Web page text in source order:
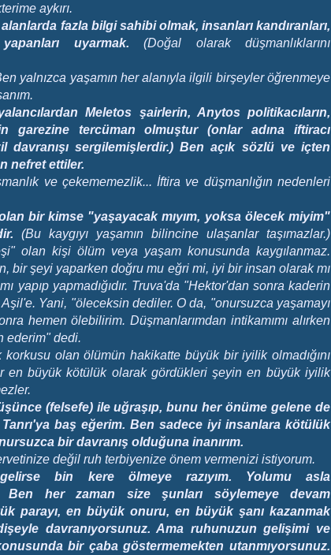
aykırı.
fazla bilgi sahibi olmak, insanları kandıranları,
uyarmak. (Doğal olarak düşmanlıklarını
yalnızca yaşamın her alanıyla ilgili birşeyler öğrenmeye
Meletos şairlerin, Anytos politikacıların,
garezine tercüman olmuştur (onlar adına iftiracı
davranışı sergilemişlerdir.) Ben açık sözlü ve içten
nefret ettiler.
ve çekememezlik... İftira ve düşmanlığın nedenleri
bir kimse "yaşayacak mıyım, yoksa ölecek miyim"
(Bu kaygıyı yaşamın bilincine ulaşanlar taşımazlar.)
olan kişi ölüm veya yaşam konusunda kaygılanmaz.
bir şeyi yaparken doğru mu eğri mi, iyi bir insan olarak mı
yapıp yapmadığıdır. Truva'da "Hektor'dan sonra kaderin
Yani, "öleceksin dediler. O da, "onursuzca yaşamayı
hemen ölebilirim. Düşmanlarımdan intikamımı alırken
ederim" dedi.
korkusu olan ölümün hakikatte büyük bir iyilik olmadığını
en büyük kötülük olarak gördükleri şeyin en büyük iyilik
(felsefe) ile uğraşıp, bunu her önüme gelene de
baş eğerim. Ben sadece iyi insanlara kötülük
bir davranış olduğuna inanırım.
değil ruh terbiyenize önem vermenizi istiyorum.
bin kere ölmeye razıyım. Yolumu asla
Ben her zaman size şunları söylemeye devam
parayı, en büyük onuru, en büyük şanı kazanmak
davranıyorsunuz. Ama ruhunuzun gelişimi ve
bir çaba göstermemekten utanmıyorsunuz.